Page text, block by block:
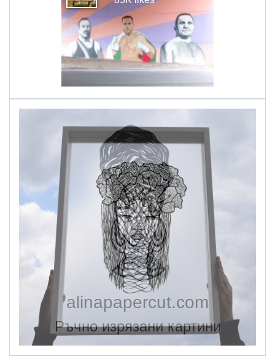
alinapapercut.com
Ръчно изрязани картини